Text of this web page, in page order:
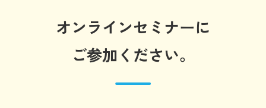
オンラインセミナーに
ご参加ください。